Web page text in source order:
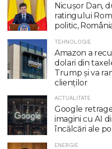
Nicuşor Dan,
ratingului
politic,
TEHNOLOGIE
Amazon a
dolari din
Trump şi va
clienţilor
ACTUALITATE
Google
imagini cu AI
încălcări ale
ENERGIE